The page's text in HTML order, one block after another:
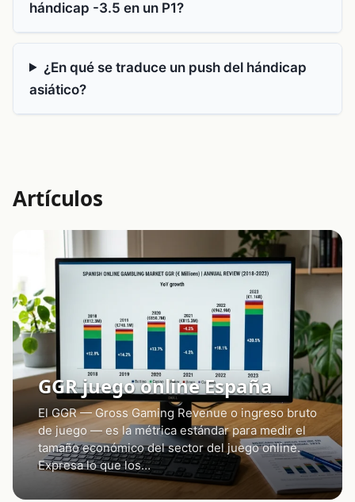
hándicap -3.5 en un P1?
¿En qué se traduce un push del hándicap
asiático?
Artículos
GGR juego online España
El GGR — Gross Gaming Revenue o ingreso bruto
de juego — es la métrica estándar para medir el
tamaño económico del sector del juego online.
Expresa lo que los…